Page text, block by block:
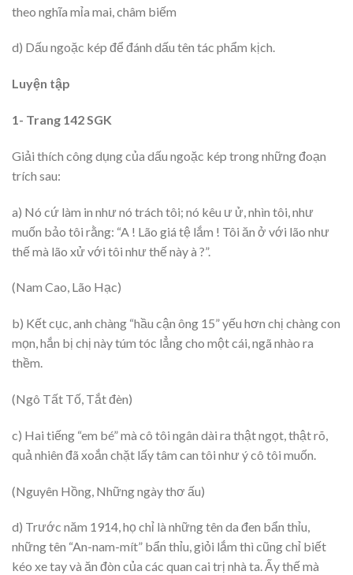
theo nghĩa mỉa mai, châm biếm
d) Dấu ngoặc kép để đánh dấu tên tác phẩm kịch.
Luyện tập
1- Trang 142 SGK
Giải thích công dụng của dấu ngoặc kép trong những đoạn
trích sau:
a) Nó cứ làm in như nó trách tôi; nó kêu ư ử, nhìn tôi, như
muốn bảo tôi rằng: “A ! Lão giá tệ lắm ! Tôi ăn ở với lão như
thế mà lão xử với tôi như thế này à ?”.
(Nam Cao, Lão Hạc)
b) Kết cục, anh chàng “hầu cận ông 15” yếu hơn chị chàng con
mọn, hắn bị chị này túm tóc lẳng cho một cái, ngã nhào ra
thềm.
(Ngô Tất Tố, Tắt đèn)
c) Hai tiếng “em bé” mà cô tôi ngân dài ra thật ngọt, thật rõ,
quả nhiên đã xoắn chặt lấy tâm can tôi như ý cô tôi muốn.
(Nguyên Hồng, Những ngày thơ ấu)
d) Trước năm 1914, họ chỉ là những tên da đen bẩn thỉu,
những tên “An-nam-mít” bẩn thỉu, giỏi lắm thì cũng chỉ biết
kéo xe tay và ăn đòn của các quan cai trị nhà ta. Ấy thế mà